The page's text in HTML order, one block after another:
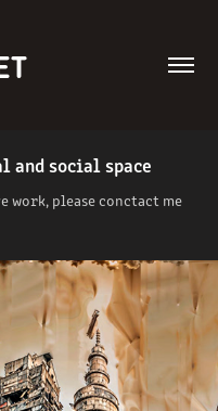
social space
work, please conctact me